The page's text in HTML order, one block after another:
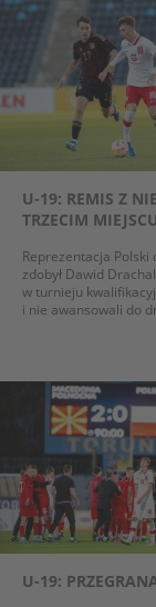
U-19: REMIS Z
TRZECIM
Reprezentacja Polski
zdobył Dawid
w turnieju
i nie awansowali do
U-19: